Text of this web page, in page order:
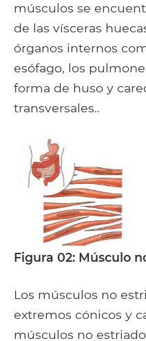
músculos se
de las vísceras
órganos internos
esófago, los
forma de huso y
transversales..
Figura 02: Músculo
Los músculos no
extremos cónicos y
músculos no